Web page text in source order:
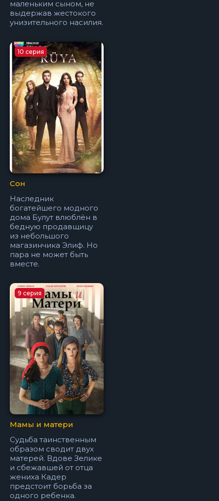
маленьким сыном, не
выдержав жестокого
унизительного насилия.
10 серия
Сон
Наследник
богатейшего модного
дома Булут влюблён в
бедную продавщицу
из небольшого
магазинчика Элиф. Но
пара не может быть
вместе.
9 серия
Мамы и матери
Судьба таинственным
образом сводит двух
матерей. Вдове Зелике
и сбежавшей от отца
жениха Кадер
предстоит борьба за
одного ребенка.